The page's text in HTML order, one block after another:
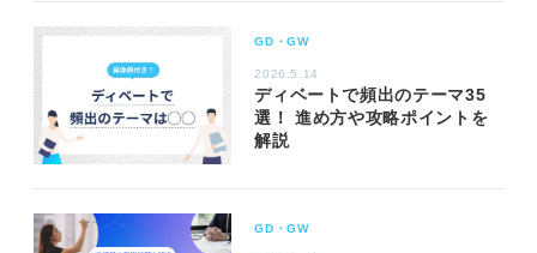
GD・GW
2026.5.14
ディベートで頻出のテーマ35
選！ 進め方や攻略ポイントを
解説
GD・GW